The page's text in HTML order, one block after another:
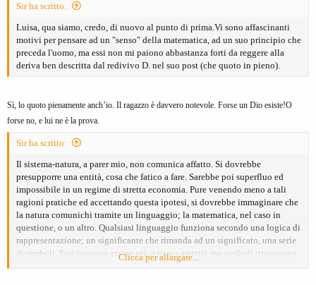
Sir ha scritto:
Luisa, qua siamo, credo, di nuovo al punto di prima.Vi sono affascinanti
motivi per pensare ad un "senso" della matematica, ad un suo principio che
preceda l'uomo, ma essi non mi paiono abbastanza forti da reggere alla
deriva ben descritta dal redivivo D. nel suo post (che quoto in pieno).
Sì, lo quoto pienamente anch’io. Il ragazzo è davvero notevole. Forse un Dio esiste!O
forse no, e lui ne è la prova.
Sir ha scritto:
Il sistema-natura, a parer mio, non comunica affatto. Si dovrebbe
presupporre una entità, cosa che fatico a fare. Sarebbe poi superfluo ed
impossibile in un regime di stretta economia. Pure venendo meno a tali
ragioni pratiche ed accettando questa ipotesi, si dovrebbe immaginare che
la natura comunichi tramite un linguaggio; la matematica, nel caso in
questione, o un altro. Qualsiasi linguaggio funziona secondo una logica di
rappresentazione; un significante che rimanda ad un significato, una serie
di simboli. Essi possono essere più o meno astratti, ma simboli rimangono
ed in natura non vi è niente che stia per qualcos'altro; tutto è ciò che è.
Clicca per allargare...